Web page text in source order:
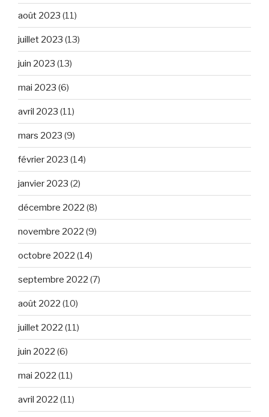
août 2023 (11)
juillet 2023 (13)
juin 2023 (13)
mai 2023 (6)
avril 2023 (11)
mars 2023 (9)
février 2023 (14)
janvier 2023 (2)
décembre 2022 (8)
novembre 2022 (9)
octobre 2022 (14)
septembre 2022 (7)
août 2022 (10)
juillet 2022 (11)
juin 2022 (6)
mai 2022 (11)
avril 2022 (11)